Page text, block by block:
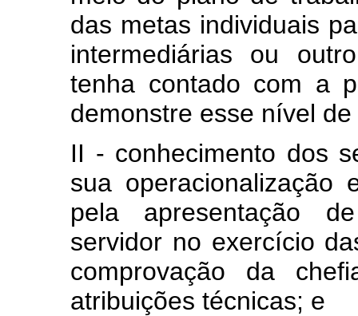
das metas individuais
intermediárias ou
tenha contado com a
demonstre esse nível
II - conhecimento dos
sua operacionalização
pela apresentação
servidor no exercício
comprovação da
atribuições técnicas; e